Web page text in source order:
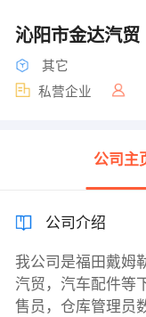
沁阳市金达汽贸
其它
私营企业
公司主
公司介绍
我公司是福田戴姆
汽贸，汽车配件等
售员，仓库管理员